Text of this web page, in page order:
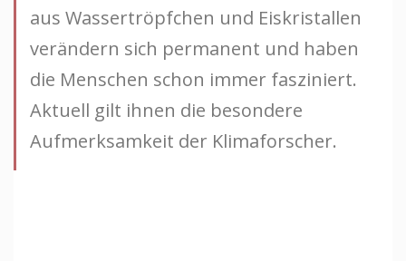
aus Wassertröpfchen und Eiskristallen
verändern sich permanent und haben
die Menschen schon immer fasziniert.
Aktuell gilt ihnen die besondere
Aufmerksamkeit der Klimaforscher.